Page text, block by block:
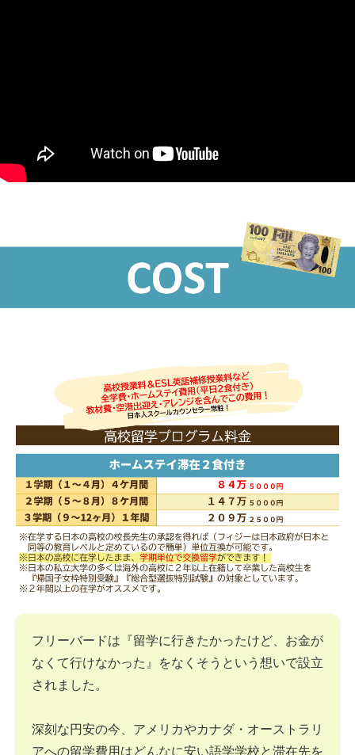
フリーバードは『留学に行きたかったけど、お金が
なくて行けなかった』をなくそうという想いで設立
されました。
深刻な円安の今、アメリカやカナダ・オーストラリ
アへの留学費用はどんなに安い語学学校と滞在先を